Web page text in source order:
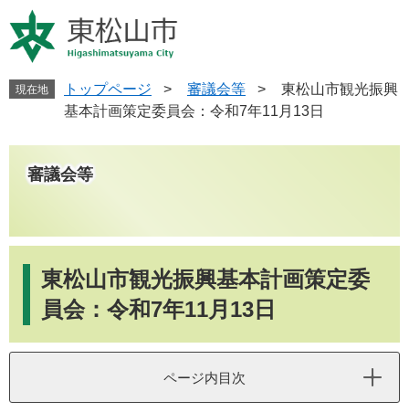
ー
ジ
す
ニ
ュ
し
現在地 トップページ > 審議会等 >
東松山市観光振興
基本計画策定委員会：令和7年11月13日
審議会等
東松山市観光振興基本計画策定委
員会：令和7年11月13日
ページ内目次